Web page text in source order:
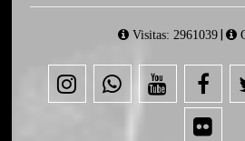
Visitas: 2961039|